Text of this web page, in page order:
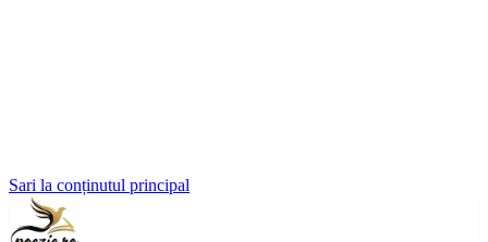
Sari la conținutul principal